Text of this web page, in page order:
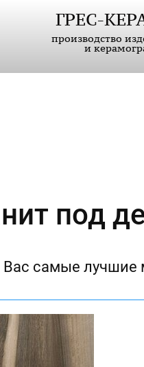
ГРЕС-
производство
и
под
самые лучшие